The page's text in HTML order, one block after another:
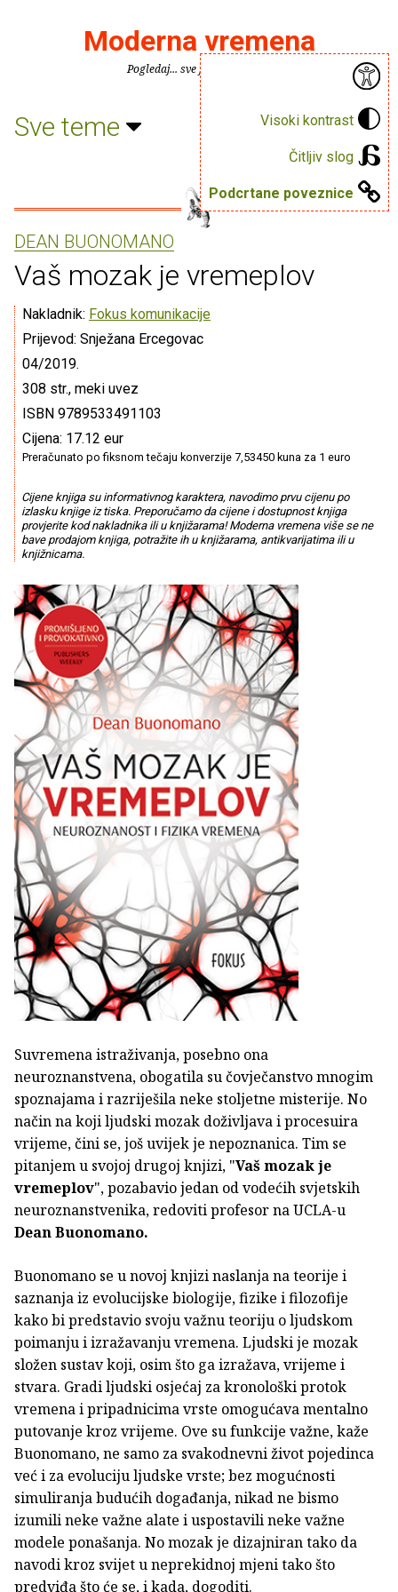
Visoki kontrast
Čitljiv slog
Podcrtane poveznice
Moderna vremena
Pogledaj... sve je puno knjiga.
Sve teme
DEAN BUONOMANO
Vaš mozak je vremeplov
Nakladnik: Fokus komunikacije
Prijevod: Snježana Ercegovac
04/2019.
308 str., meki uvez
ISBN 9789533491103
Cijena: 17.12 eur
Preračunato po fiksnom tečaju konverzije 7,53450 kuna za 1 euro
Cijene knjiga su informativnog karaktera, navodimo prvu cijenu po
izlasku knjige iz tiska. Preporučamo da cijene i dostupnost knjiga
provjerite kod nakladnika ili u knjižarama! Moderna vremena više se ne
bave prodajom knjiga, potražite ih u knjižarama, antikvarijatima ili u
knjižnicama.
Suvremena istraživanja, posebno ona
neuroznanstvena, obogatila su čovječanstvo mnogim
spoznajama i razriješila neke stoljetne misterije. No
način na koji ljudski mozak doživljava i procesuira
vrijeme, čini se, još uvijek je nepoznanica. Tim se
pitanjem u svojoj drugoj knjizi, "Vaš mozak je
vremeplov", pozabavio jedan od vodećih svjetskih
neuroznanstvenika, redoviti profesor na UCLA-u
Dean Buonomano.
Buonomano se u novoj knjizi naslanja na teorije i
saznanja iz evolucijske biologije, fizike i filozofije
kako bi predstavio svoju važnu teoriju o ljudskom
poimanju i izražavanju vremena. Ljudski je mozak
složen sustav koji, osim što ga izražava, vrijeme i
stvara. Gradi ljudski osjećaj za kronološki protok
vremena i pripadnicima vrste omogućava mentalno
putovanje kroz vrijeme. Ove su funkcije važne, kaže
Buonomano, ne samo za svakodnevni život pojedinca
već i za evoluciju ljudske vrste; bez mogućnosti
simuliranja budućih događanja, nikad ne bismo
izumili neke važne alate i uspostavili neke važne
modele ponašanja. No mozak je dizajniran tako da
navodi kroz svijet u neprekidnoj mjeni tako što
predviđa što će se, i kada, dogoditi.